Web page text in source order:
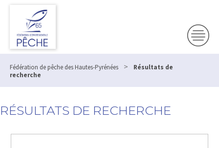
Fédération de pêche des Hautes-Pyrénées >
Résultats de
recherche
RÉSULTATS DE RECHERCHE